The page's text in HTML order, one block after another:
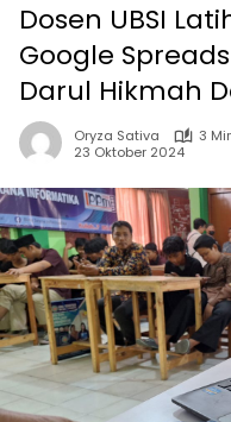
Dosen UBSI
Google
Darul Hikmah
Oryza Sativa
3
23 Oktober 2024